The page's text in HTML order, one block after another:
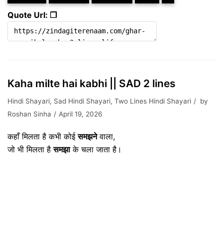
Quote Url: ❐
Kaha milte hai kabhi || SAD 2 lines
Hindi Shayari, Sad Hindi Shayari, Two Lines Hindi Shayari
by
Roshan Sinha
April 19, 2026
कहाँ मिलता है कभी कोईसमझनेवाला,
जो भी मिलता हैसमझाके चला जाता है।